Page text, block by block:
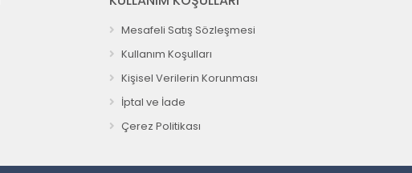
Mesafeli Satış Sözleşmesi
Kullanım Koşulları
Kişisel Verilerin Korunması
İptal ve İade
Çerez Politikası